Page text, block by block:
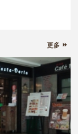
更多